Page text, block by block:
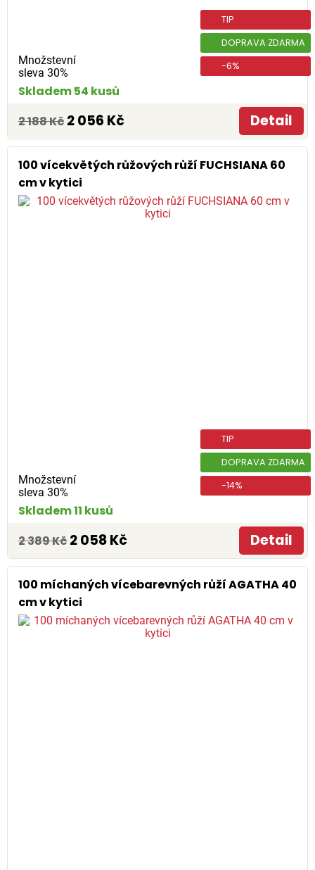
Množstevní
sleva 30%
TIP
DOPRAVA ZDARMA
-6%
Skladem 54 kusů
2 188 Kč 2 056 Kč Detail
100 vícekvětých růžových růží FUCHSIANA 60
cm v kytici
Množstevní
sleva 30%
TIP
DOPRAVA ZDARMA
-14%
Skladem 11 kusů
2 389 Kč 2 058 Kč Detail
100 míchaných vícebarevných růží AGATHA 40
cm v kytici